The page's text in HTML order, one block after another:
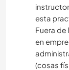
esta
Fuera de
en
(cosas